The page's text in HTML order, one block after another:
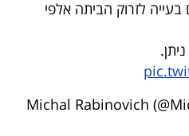
לזרוק הביתה אלפי